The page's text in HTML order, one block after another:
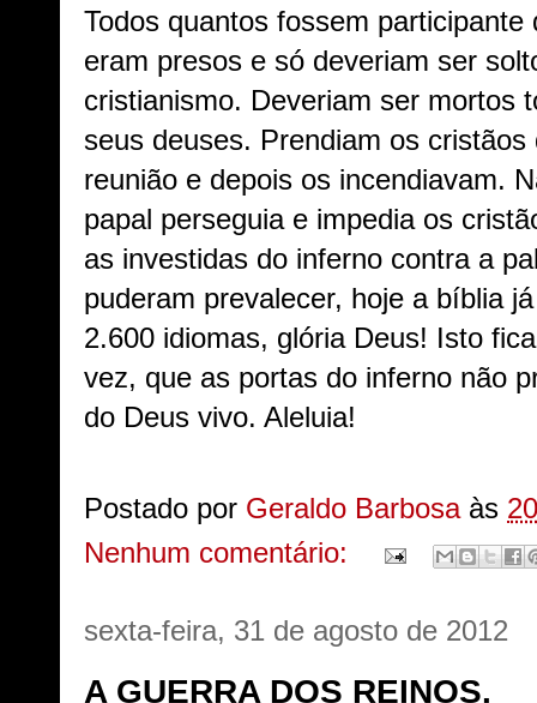
Todos quantos fossem
eram presos e só deveriam ser
cristianismo. Deveriam ser mortos
seus deuses. Prendiam os
reunião e depois os incendiavam.
papal perseguia e impedia os
as investidas do inferno contra a
puderam prevalecer, hoje a bíblia
2.600 idiomas, glória Deus! Isto
vez, que as portas do inferno não
do Deus vivo. Aleluia!
Postado por Geraldo Barbosa às
Nenhum comentário:
sexta-feira, 31 de agosto de 2012
A GUERRA DOS REINOS.